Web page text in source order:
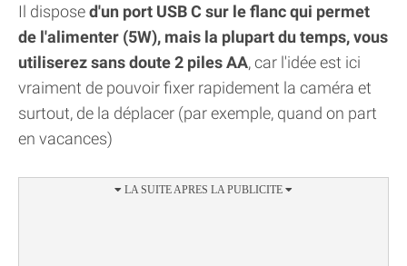
Il disposed'un port USB C sur le flanc qui permet
de l'alimenter (5W), mais la plupart du temps, vous
utiliserez sans doute 2 piles AA, car l'idée est ici
vraiment de pouvoir fixer rapidement la caméra et
surtout, de la déplacer (par exemple, quand on part
en vacances)